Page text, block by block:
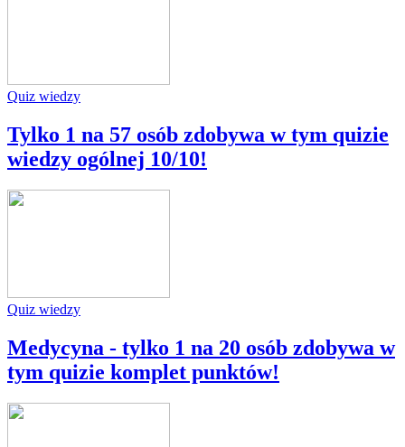
Quiz wiedzy
Tylko 1 na 57 osób zdobywa w tym quizie
wiedzy ogólnej 10/10!
Quiz wiedzy
Medycyna - tylko 1 na 20 osób zdobywa w
tym quizie komplet punktów!